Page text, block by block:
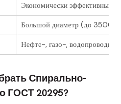
Экономически эффективный
Большой диаметр (до 3500
Нефте-, газо-, водопроводы,
Спирально-
ГОСТ 20295?